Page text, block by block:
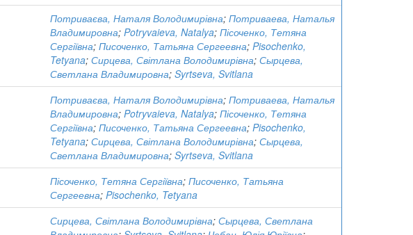
Потриваєва, Наталя Володимирівна; Потриваева, Наталья
Владимировна; Potryvaieva, Natalya; Пісоченко, Тетяна
Сергіївна; Писоченко, Татьяна Сергеевна; Pisochenko,
Tetyana; Сирцева, Світлана Володимирівна; Сырцева,
Светлана Владимировна; Syrtseva, Svitlana
Потриваєва, Наталя Володимирівна; Потриваева, Наталья
Владимировна; Potryvaieva, Natalya; Пісоченко, Тетяна
Сергіївна; Писоченко, Татьяна Сергеевна; Pisochenko,
Tetyana; Сирцева, Світлана Володимирівна; Сырцева,
Светлана Владимировна; Syrtseva, Svitlana
Пісоченко, Тетяна Сергіївна; Писоченко, Татьяна
Сергеевна; Pisochenko, Tetyana
Сирцева, Світлана Володимирівна; Сырцева, Светлана